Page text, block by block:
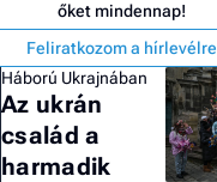
őket mindennap!
Feliratkozom a hírlevélre
Háború Ukrajnában
Az ukrán
család a
harmadik